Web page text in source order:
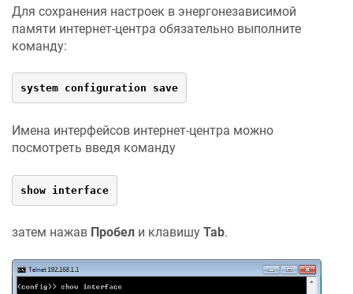
Для сохранения настроек в энергонезависимой
памяти интернет-центра обязательно выполните
команду:
system configuration save
Имена интерфейсов интернет-центра можно
посмотреть введя команду
show interface
затем нажав Пробел и клавишу Tab.